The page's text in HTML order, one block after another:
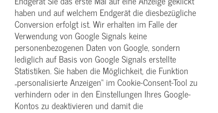
haben und auf welchem Endgerät die diesbezügliche
Conversion erfolgt ist. Wir erhalten im Falle der
Verwendung von Google Signals keine
personenbezogenen Daten von Google, sondern
lediglich auf Basis von Google Signals erstellte
Statistiken. Sie haben die Möglichkeit, die Funktion
„personalisierte Anzeigen“ im Cookie-Consent-Tool zu
verhindern oder in den Einstellungen Ihres Google-
Kontos zu deaktivieren und damit die